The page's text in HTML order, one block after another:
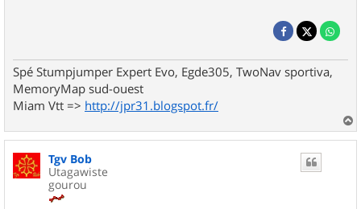
Spé Stumpjumper Expert Evo, Egde305, TwoNav sportiva,
MemoryMap sud-ouest
Miam Vtt => http://jpr31.blogspot.fr/
a
u
Tgv Bob
Utagawiste
gourou